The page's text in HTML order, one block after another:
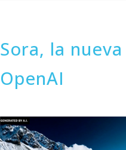
Sora, la
OpenAI